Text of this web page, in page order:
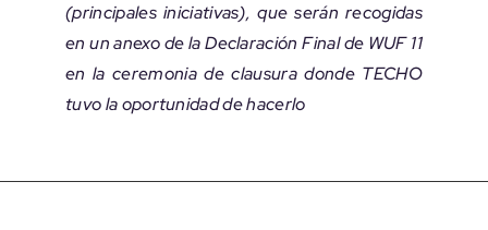
(principales iniciativas), que serán recogidas
en un anexo de la Declaración Final de WUF 11
en la ceremonia de clausura donde TECHO
tuvo la oportunidad de hacerlo